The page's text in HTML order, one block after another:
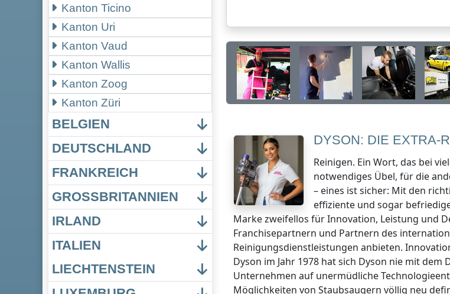
DYSON: DIE EXTRA-
Reinigen. Ein Wort, das bei
notwendiges Übel, für die
– eines ist sicher: Mit den
effiziente und sogar
Marke zweifellos für Innovation, Leistung und
Franchisepartnern und Partnern des
Reinigungsdienstleistungen anbieten.
Dyson im Jahr 1978 hat sich Dyson nie mit
Unternehmen auf unermüdliche
Möglichkeiten von Staubsaugern völlig neu
Kanton Ticino
Kanton Uri
Kanton Vaud
Kanton Wallis
Kanton Zoog
Kanton Züri
BELGIEN
DEUTSCHLAND
FRANKREICH
GROSSBRITANNIEN
IRLAND
ITALIEN
LIECHTENSTEIN